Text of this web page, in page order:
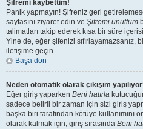
Şifremi kaybettim!
Panik yapmayın! Şifreniz geri
sayfasını ziyaret edin ve Şifremi unuttum
talimatları takip ederek kısa bir süre
Yine de, eğer şifenizi sıfırlayamazsanız,
iletişime geçin.
Başa dön
Neden otomatik olarak çıkışım
Eğer giriş yaparken Beni hatırla
sadece belirli bir zaman için sizi giriş
başka biri tarafından kötüye kullanımını
olarak kalmak için, giriş sırasında Beni